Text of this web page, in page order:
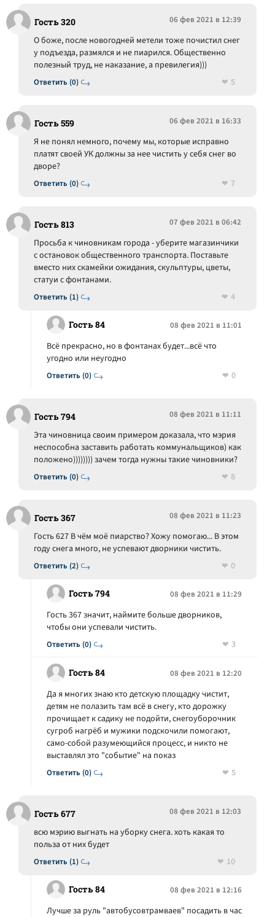
Гость 320 06 фев 2021 в 12:39
Ответить (0)
О боже, после новогодней метели тоже почистил снег
у подъезда, размялся и не пиарился. Общественно
полезный труд, не наказание, а превилегия)))
5
Гость 559 06 фев 2021 в 16:33
Ответить (0)
Я не понял немного, почему мы, которые исправно
платят своей УК должны за нее чистить у себя снег во
дворе?
7
Гость 813 07 фев 2021 в 06:42
Ответить (1)
Просьба к чиновникам города - уберите магазинчики
с остановок общественного транспорта. Поставьте
вместо них скамейки ожидания, скульптуры, цветы,
статуи с фонтанами.
4
Гость 84 08 фев 2021 в 11:01
Ответить (0)
Всё прекрасно, но в фонтанах будет...всё что
угодно или неугодно
0
Гость 794 08 фев 2021 в 11:11
Ответить (0)
Эта чиновница своим примером доказала, что мэрия
неспособна заставить работать коммунальщиков) как
положено)))))))) зачем тогда нужны такие чиновники?
8
Гость 367 08 фев 2021 в 11:23
Ответить (2)
Гость 627 В чём моё пиарство? Хожу помогаю... В этом
году снега много, не успевают дворники чистить.
0
Гость 794 08 фев 2021 в 11:29
Ответить (0)
Гость 367 значит, наймите больше дворников,
чтобы они успевали чистить.
3
Гость 84 08 фев 2021 в 12:20
Ответить (0)
Да я многих знаю кто детскую площадку чистит,
детям не полазить там всё в снегу, кто дорожку
прочищает к садику не подойти, снегоуборочник
сугроб нагрёб и мужики подскочили помогают,
само-собой разумеющийся процесс, и никто не
выставлял это "событие" на показ
5
Гость 677 08 фев 2021 в 12:03
Ответить (1)
всю мэрию выгнать на уборку снега. хоть какая то
польза от них будет
10
Гость 84 08 фев 2021 в 12:16
Лучше за руль "автобусовтрамваев" посадить в час